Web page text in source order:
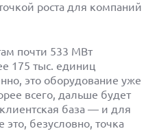
роста для компаний
почти 533 МВт
175 тыс. единиц
это оборудование уже
всего, дальше будет
база — и для
безусловно, точка